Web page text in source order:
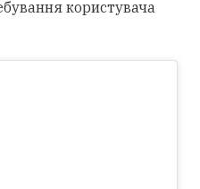
користувача